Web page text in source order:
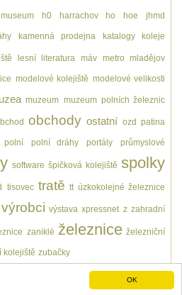
OK
h0 harrachov ho hoe jhmd
kamenná prodejna katalogy koleje
lesní literatura máv metro mladějov
modelové kolejiště modelové velikosti
muzeum muzeum polních železnic
obchody ostatní ozd patina
polní polní dráhy portály průmyslové
software špičková kolejiště spolky
tisovec tratě tt úzkokolejné železnice
výrobci výstava xpressnet z zahradní
zaniklé železnice železniční
kolejiště zubačky